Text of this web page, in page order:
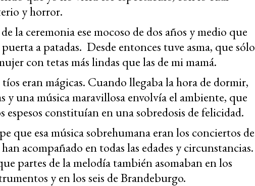
y horror.
la ceremonia ese mocoso de dos años y medio que
a patadas. Desde entonces tuve asma, que sólo
con tetas más lindas que las de mi mamá.
tíos eran mágicas. Cuando llegaba la hora de dormir,
y una música maravillosa envolvía el ambiente, que
espesos constituían en una sobredosis de felicidad.
que esa música sobrehumana eran los conciertos de
acompañado en todas las edades y circunstancias.
partes de la melodía también asomaban en los
y en los seis de Brandeburgo.